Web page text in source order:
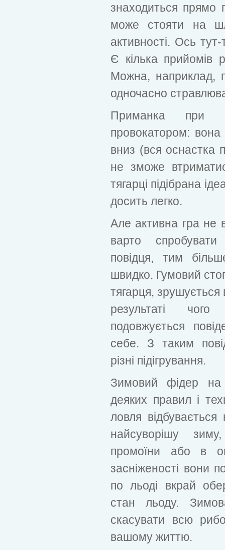
знаходиться прямо
може стояти на
активності. Ось
Є кілька прийомів
Можна, наприклад,
одночасно
Приманка при
провокатором:
вниз (вся оснастка
не зможе
тягарці підібрана
досить легко.
Але активна гра не
варто
повідця, тим
швидко. Гумовий
тягарця, зрушується
результаті
подовжується
себе. З таким
різні підігрування.
Зимовий фідер на
деяких правил і
ловля відбувається
найсуворішу
промоїни або в
засніженості вони
по льоді вкрай
стан льоду.
скасувати всю
вашому життю.